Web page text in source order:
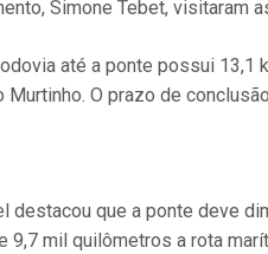
Simone Tebet, visitaram
até a ponte possui 13,1
O prazo de
destacou que a ponte deve
9,7 mil quilômetros a rota